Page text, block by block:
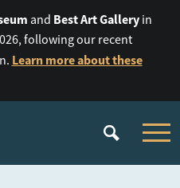
and Best Art Galleryin
following our recent
Learn more about these